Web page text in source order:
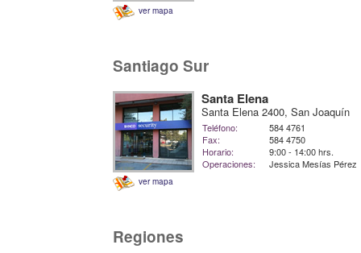
ver mapa
Santiago Sur
ver mapa
Santa Elena
Santa Elena 2400, San Joaquín
Teléfono:
584 4761
Fax:
584 4750
Horario:
9:00 - 14:00 hrs.
Operaciones:
Jessica Mesías Pérez
Regiones